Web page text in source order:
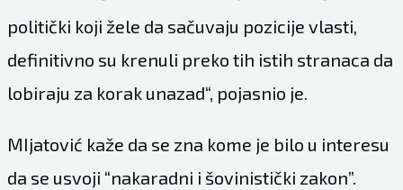
politički koji žele da sačuvaju pozicije vlasti,
definitivno su krenuli preko tih istih stranaca da
lobiraju za korak unazad“, pojasnio je.
MIjatović kaže da se zna kome je bilo u interesu
da se usvoji “nakaradni i šovinistički zakon”.